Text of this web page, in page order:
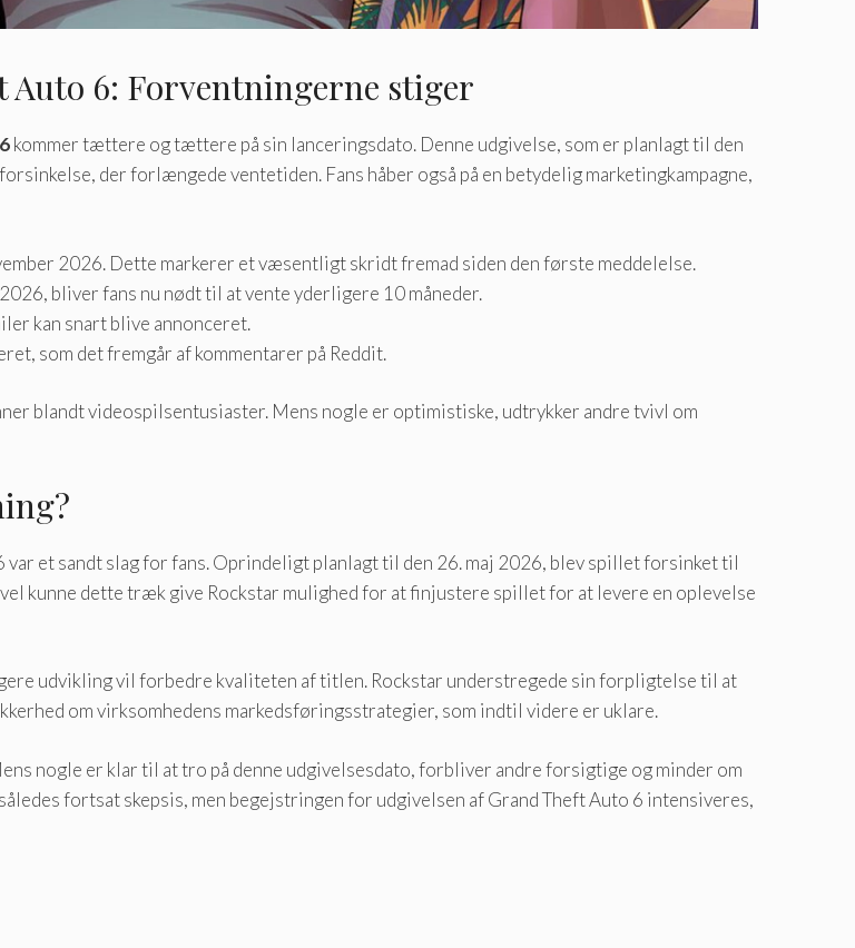
Auto 6: Forventningerne stiger
kommer tættere og tættere på sin lanceringsdato. Denne udgivelse, som er planlagt til den
der forlængede ventetiden. Fans håber også på en betydelig marketingkampagne,
2026. Dette markerer et væsentligt skridt fremad siden den første meddelelse.
bliver fans nu nødt til at vente yderligere 10 måneder.
kan snart blive annonceret.
som det fremgår af kommentarer på Reddit.
blandt videospilsentusiaster. Mens nogle er optimistiske, udtrykker andre tvivl om
et sandt slag for fans. Oprindeligt planlagt til den 26. maj 2026, blev spillet forsinket til
kunne dette træk give Rockstar mulighed for at finjustere spillet for at levere en oplevelse
udvikling vil forbedre kvaliteten af ​​titlen. Rockstar understregede sin forpligtelse til at
om virksomhedens markedsføringsstrategier, som indtil videre er uklare.
nogle er klar til at tro på denne udgivelsesdato, forbliver andre forsigtige og minder om
fortsat skepsis, men begejstringen for udgivelsen af ​​Grand Theft Auto 6 intensiveres,